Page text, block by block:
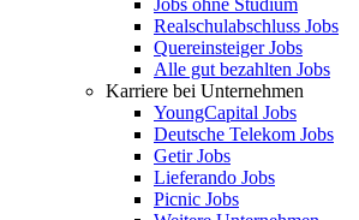
Jobs ohne Studium
Realschulabschluss Jobs
Quereinsteiger Jobs
Alle gut bezahlten Jobs
Karriere bei Unternehmen
YoungCapital Jobs
Deutsche Telekom Jobs
Getir Jobs
Lieferando Jobs
Picnic Jobs